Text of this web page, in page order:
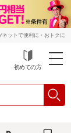
ネットで便利に・おトクに
初めての方